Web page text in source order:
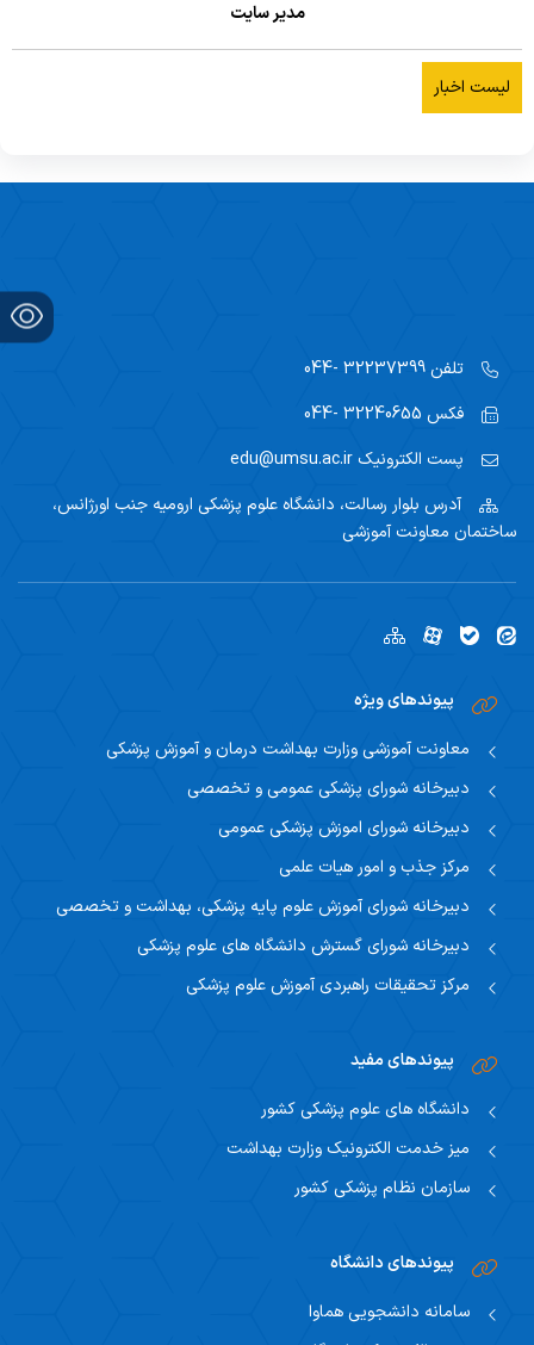
مدیر سایت
لیست اخبار
تلفن
فکس
پست الکترونیک
آدرس بلوار رسالت، دانشگاه علوم پزشکی ارومیه جنب اورژانس،
ساختمان معاونت آموزشی
پیوندهای ویژه
معاونت آموزشی وزارت بهداشت درمان و آموزش پزشکی
دبیرخانه شورای پزشکی عمومی و تخصصی
دبیرخانه شورای اموزش پزشکی عمومی
مرکز جذب و امور هیات علمی
دبیرخانه شورای آموزش علوم پایه پزشکی، بهداشت و تخصصی
دبیرخانه شورای گسترش دانشگاه های علوم پزشکی
مرکز تحقیقات راهبردی آموزش علوم پزشکی
پیوندهای مفید
دانشگاه های علوم پزشکی کشور
میز خدمت الکترونیک وزارت بهداشت
سازمان نظام پزشکی کشور
پیوندهای دانشگاه
سامانه دانشجویی هماوا